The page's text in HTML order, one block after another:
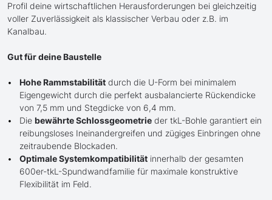
Profil deine wirtschaftlichen Herausforderungen bei gleichzeitig
voller Zuverlässigkeit als klassischer Verbau oder z.B. im
Kanalbau.
Gut für deine Baustelle
Hohe Rammstabilität durch die U-Form bei minimalem
Eigengewicht durch die perfekt ausbalancierte Rückendicke
von 7,5 mm und Stegdicke von 6,4 mm.
Die bewährte Schlossgeometrie der tkL-Bohle garantiert ein
reibungsloses Ineinandergreifen und zügiges Einbringen ohne
zeitraubende Blockaden.
Optimale Systemkompatibilität innerhalb der gesamten
600er-tkL-Spundwandfamilie für maximale konstruktive
Flexibilität im Feld.